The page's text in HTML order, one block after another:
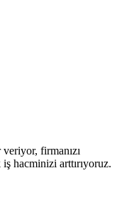
firmanızı
hacminizi arttırıyoruz.